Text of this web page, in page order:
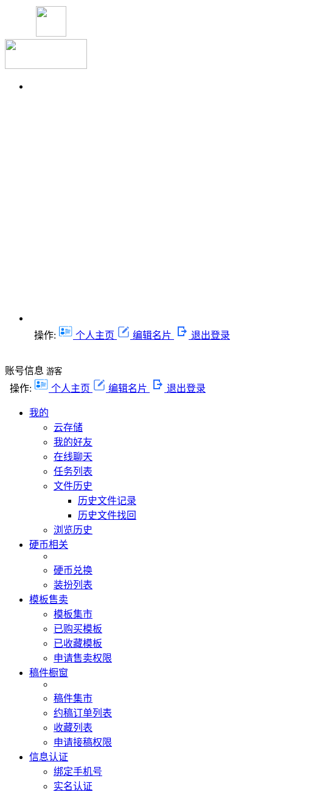
操作: 个人主页 编辑名片 退出登录
账号信息 游客
操作: 个人主页 编辑名片 退出登录
我的
云存储
我的好友
在线聊天
任务列表
文件历史
历史文件记录
历史文件找回
浏览历史
硬币相关
硬币兑换
装扮列表
模板售卖
模板集市
已购买模板
已收藏模板
申请售卖权限
稿件橱窗
稿件集市
约稿订单列表
收藏列表
申请接稿权限
信息认证
绑定手机号
实名认证